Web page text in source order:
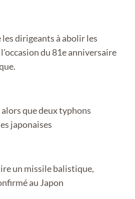
dirigeants à abolir les
du 81e anniversaire
que deux typhons
japonaises
un missile balistique,
au Japon